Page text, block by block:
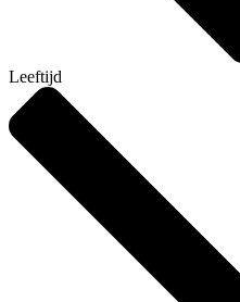
Leeftijd